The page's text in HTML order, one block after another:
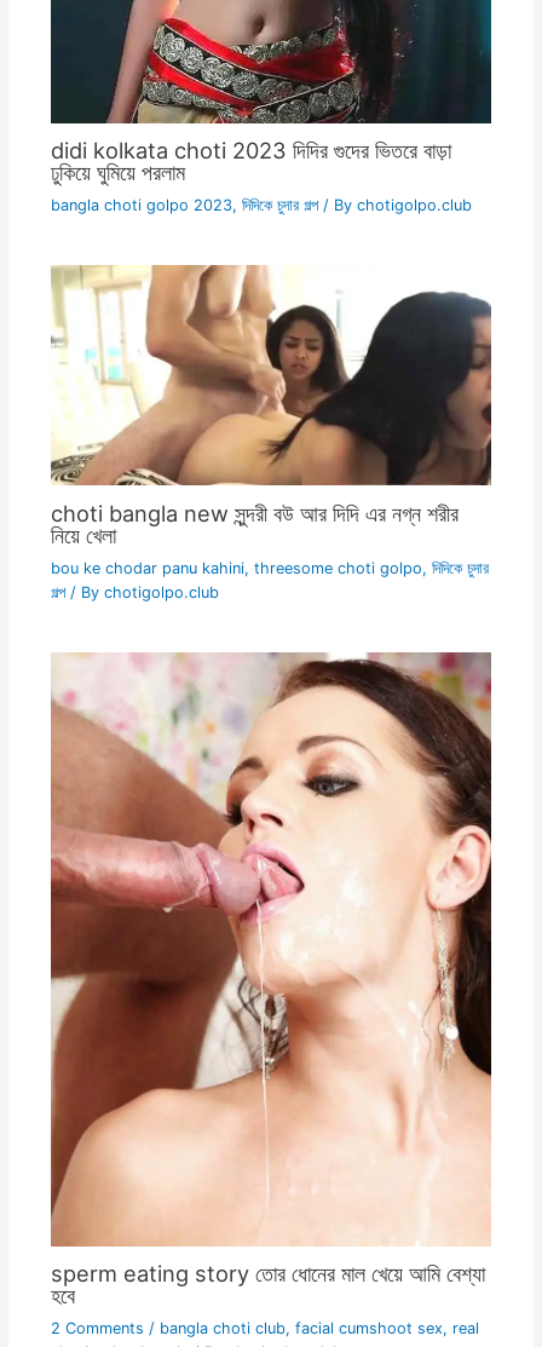
didi kolkata choti 2023 দিদির গুদের ভিতরে বাড়া
ঢুকিয়ে ঘুমিয়ে পরলাম
bangla choti golpo 2023, দিদিকে চুদার গল্প/ By chotigolpo.club
choti bangla new সুন্দরী বউ আর দিদি এর নগ্ন শরীর
নিয়ে খেলা
bou ke chodar panu kahini, threesome choti golpo, দিদিকে চুদার
গল্প/ By chotigolpo.club
sperm eating story তোর ধোনের মাল খেয়ে আমি বেশ্যা
হবে
2 Comments / bangla choti club, facial cumshoot sex, real